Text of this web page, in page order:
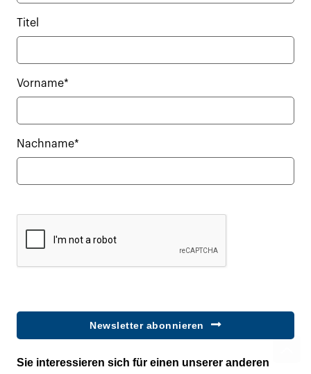
Titel
Vorname*
Nachname*
Newsletter abonnieren
Sie interessieren sich für einen unserer anderen